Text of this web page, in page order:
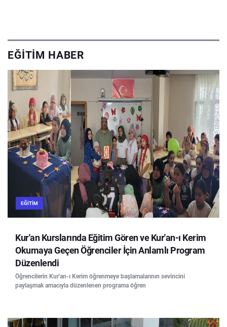
EĞITIM HABER
EĞITIM
Kur'an Kurslarında Eğitim Gören ve Kur'an-ı Kerim
Okumaya Geçen Öğrenciler İçin Anlamlı Program
Düzenlendi
Öğrencilerin Kur'an-ı Kerim öğrenmeye başlamalarının sevincini
paylaşmak amacıyla düzenlenen programa öğren